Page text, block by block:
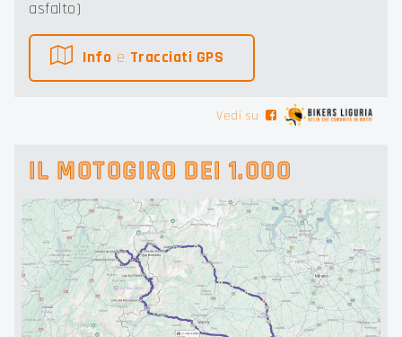
asfalto)
Info e Tracciati GPS
Vedi su
IL MOTOGIRO DEI 1.000